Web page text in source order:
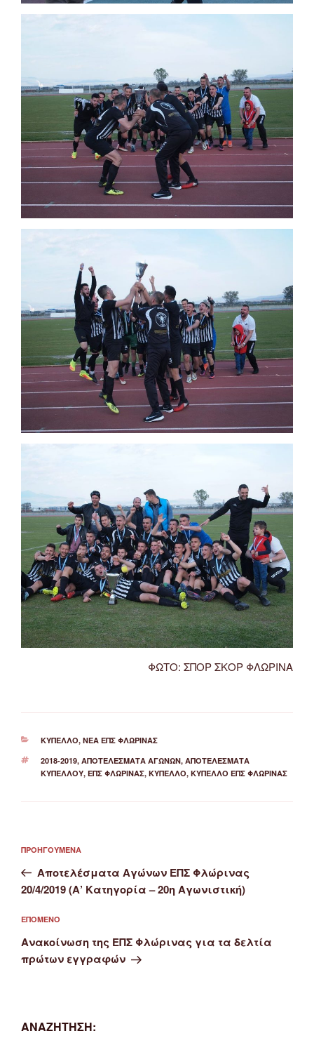
ΦΩΤΟ: ΣΠΟΡ ΣΚΟΡ ΦΛΩΡΙΝΑ
ΚΑΤΗΓΟΡΊΕΣ
ΚΎΠΕΛΛΟ, ΝΈΑ ΕΠΣ ΦΛΏΡΙΝΑΣ
ΕΤΙΚΈΤΕΣ
2018-2019, ΑΠΟΤΕΛΈΣΜΑΤΑ ΑΓΏΝΩΝ, ΑΠΟΤΕΛΈΣΜΑΤΑ
ΚΥΠΈΛΛΟΥ, ΕΠΣ ΦΛΏΡΙΝΑΣ, ΚΎΠΕΛΛΟ, ΚΎΠΕΛΛΟ ΕΠΣ ΦΛΏΡΙΝΑΣ
άρθρων
Προηγούμενο
άρθρο
ΠΡΟΗΓΟΎΜΕΝΑ
Αποτελέσματα Αγώνων ΕΠΣ Φλώρινας
20/4/2019 (Α’ Κατηγορία – 20η Αγωνιστική)
Επόμενο
άρθρο
ΕΠΌΜΕΝΟ
Ανακοίνωση της ΕΠΣ Φλώρινας για τα δελτία
πρώτων εγγραφών
ΑΝΑΖΉΤΗΣΗ: